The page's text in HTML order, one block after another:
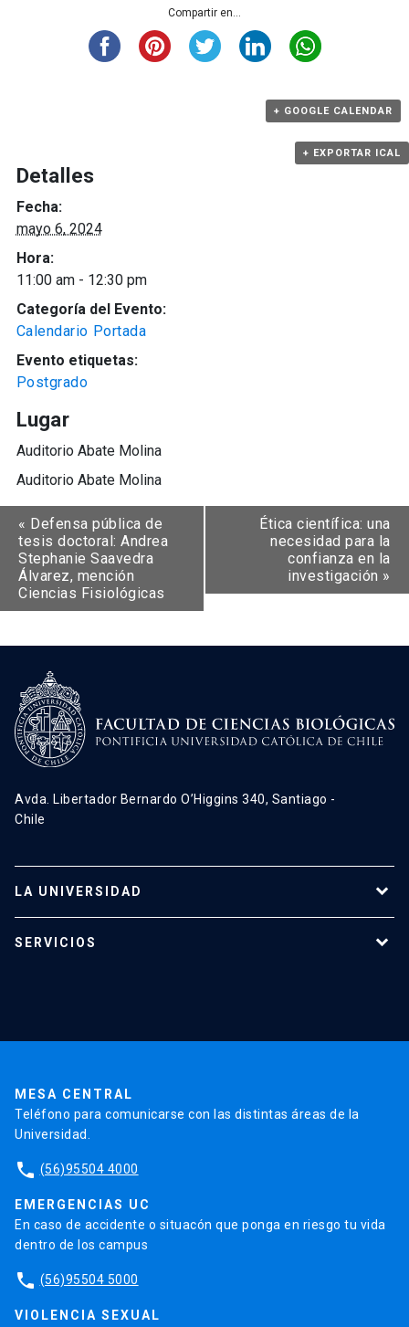
Compartir en...
+ GOOGLE CALENDAR
+ EXPORTAR ICAL
Detalles
Fecha:
mayo 6, 2024
Hora:
11:00 am - 12:30 pm
Categoría del Evento:
Calendario Portada
Evento etiquetas:
Postgrado
Lugar
Auditorio Abate Molina
Auditorio Abate Molina
« Defensa pública de
tesis doctoral: Andrea
Stephanie Saavedra
Álvarez, mención
Ciencias Fisiológicas
Ética científica: una
necesidad para la
confianza en la
investigación »
Avda. Libertador Bernardo O’Higgins 340, Santiago -
Chile
LA UNIVERSIDAD
Investigación
SERVICIOS
MESA CENTRAL
Teléfono para comunicarse con las distintas áreas de la
Universidad.
phone (56)95504 4000
EMERGENCIAS UC
En caso de accidente o situacón que ponga en riesgo tu vida
dentro de los campus
phone (56)95504 5000
VIOLENCIA SEXUAL